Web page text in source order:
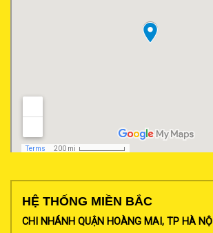
HỆ THỐNG MIỀN BẮC
CHI NHÁNH QUẬN HOÀNG MAI, TP HÀ NỘI